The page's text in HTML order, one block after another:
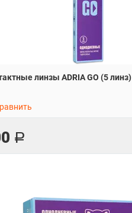
линзы ADRIA GO (5 линз)
Р